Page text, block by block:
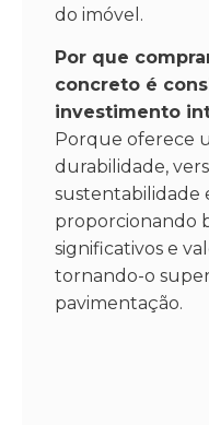
do imóvel.
Por que
concreto é
investimento
Porque oferece
durabilidade,
sustentabilidade
proporcionando
significativos e
tornando-o
pavimentação.